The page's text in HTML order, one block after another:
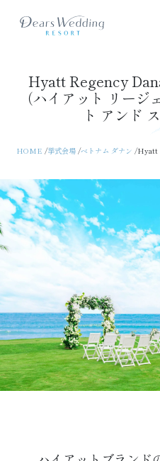
Hyatt Regency
（ハイアット リー
ト アンド
HOME 挙式会場 ベトナム ダナン Hyatt